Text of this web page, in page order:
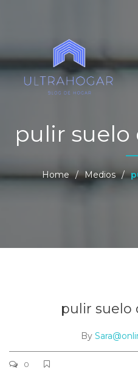
pulir
Home / Medios /
pulir suelo
By
0